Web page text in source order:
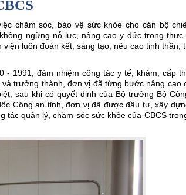
chăm sóc, bảo vệ sức khỏe cho cán bộ
ngừng nỗ lực, nâng cao y đức trong thực
luôn đoàn kết, sáng tạo, nêu cao tinh thần,
1991, đảm nhiệm công tác y tế, khám, cấp
trưởng thành, đơn vị đã từng bước nâng cao
sau khi có quyết định của Bộ trưởng Bộ
Công an tỉnh, đơn vị đã được đầu tư, xây
quản lý, chăm sóc sức khỏe của CBCS